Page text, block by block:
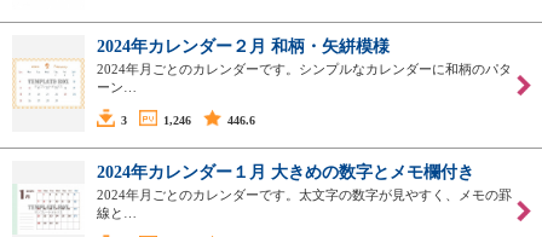
2024年カレンダー２月 和柄・矢絣模様
2024年月ごとのカレンダーです。シンプルなカレンダーに和柄のパタ
ーン…
3 1,246 446.6
2024年カレンダー１月 大きめの数字とメモ欄付き
2024年月ごとのカレンダーです。太文字の数字が見やすく、メモの罫
線と…